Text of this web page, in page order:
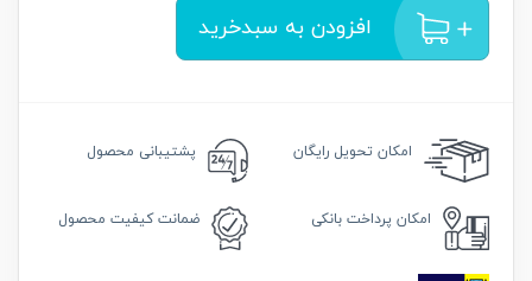
افزودن به سبدخرید
امکان تحویل رایگان پشتیبانی محصول
امکان پرداخت بانکی ضمانت کیفیت محصول